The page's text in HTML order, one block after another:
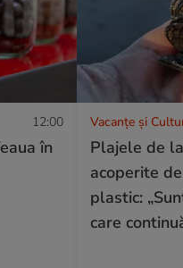
12:00
în
Vacanțe și
Plajele de
acoperite
plastic:
care